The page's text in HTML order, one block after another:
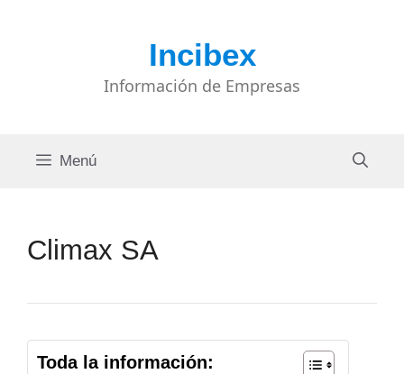
Incibex
Información de Empresas
Menú
Climax SA
Toda la información: